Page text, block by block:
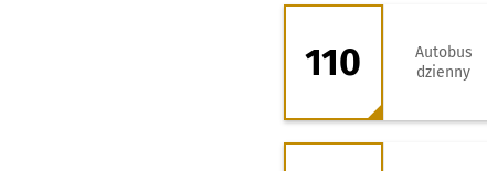
110 - kierunek
110
Autobus
dzienny
122 - kierunek